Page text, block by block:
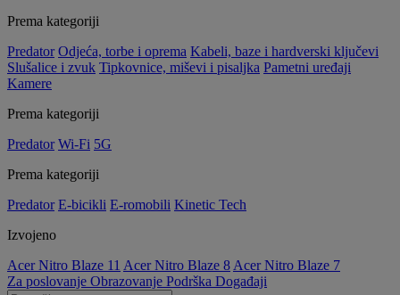
Prema kategoriji
Predator Odjeća, torbe i oprema Kabeli, baze i hardverski ključevi
Slušalice i zvuk Tipkovnice, miševi i pisaljka Pametni uređaji
Kamere
Prema kategoriji
Predator Wi-Fi 5G
Prema kategoriji
Predator E-bicikli E-romobili Kinetic Tech
Izvojeno
Acer Nitro Blaze 11 Acer Nitro Blaze 8 Acer Nitro Blaze 7
Za poslovanje Obrazovanje Podrška Događaji